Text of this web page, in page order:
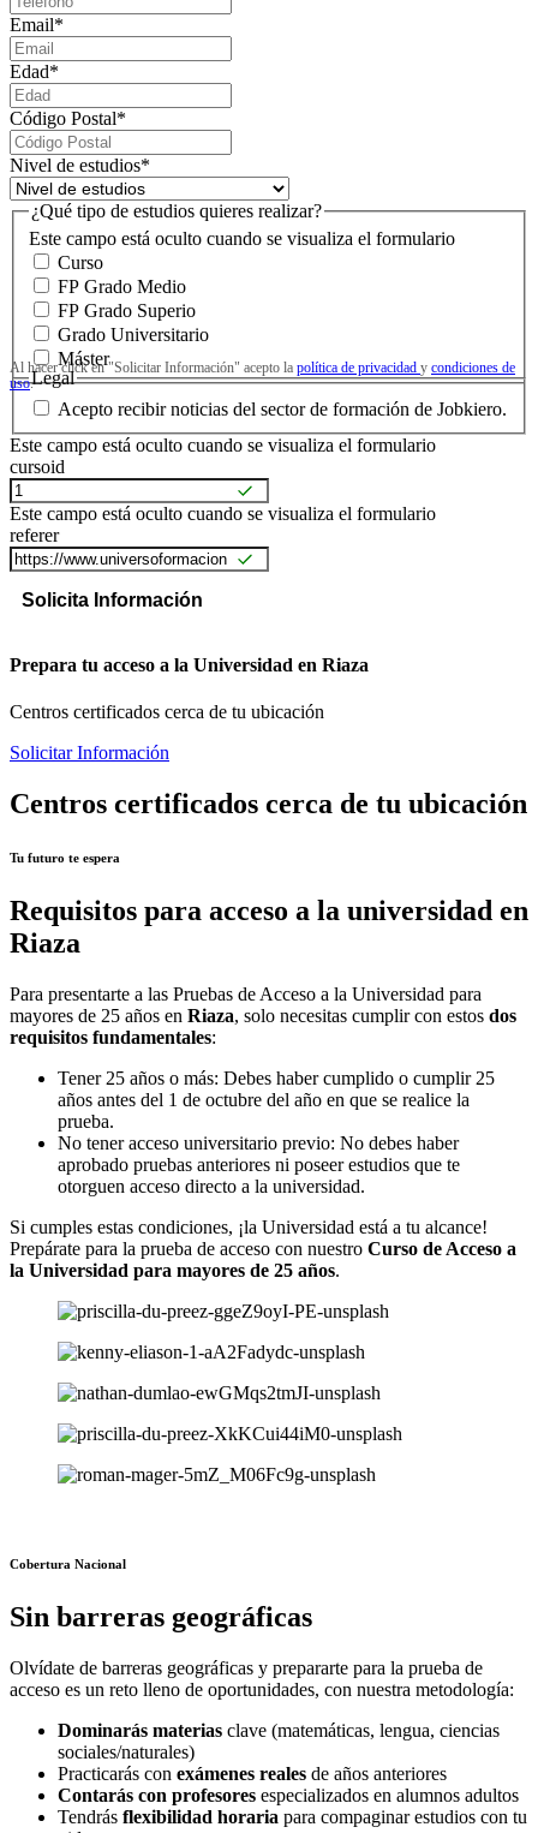
Email*
Edad*
Código Postal*
Nivel de estudios*
Este campo está oculto cuando se visualiza el formulario
¿Qué tipo de estudios quieres realizar?
Curso
FP Grado Medio
FP Grado Superio
Grado Universitario
Máster
Al hacer click en "Solicitar Información" acepto la política de privacidad y condiciones de
uso.Legal
Acepto recibir noticias del sector de formación de Jobkiero.
Este campo está oculto cuando se visualiza el formulario
cursoid
Este campo está oculto cuando se visualiza el formulario
referer
Prepara tu acceso a la Universidad en Riaza
Centros certificados cerca de tu ubicación
Solicitar Información
Centros certificados cerca de tu ubicación
Tu futuro te espera
Requisitos para acceso a la universidad en
Riaza
Para presentarte a las Pruebas de Acceso a la Universidad para
mayores de 25 años en Riaza, solo necesitas cumplir con estos dos
requisitos fundamentales:
Tener 25 años o más: Debes haber cumplido o cumplir 25
años antes del 1 de octubre del año en que se realice la
prueba.
No tener acceso universitario previo: No debes haber
aprobado pruebas anteriores ni poseer estudios que te
otorguen acceso directo a la universidad.
Si cumples estas condiciones, ¡la Universidad está a tu alcance!
Prepárate para la prueba de acceso con nuestro Curso de Acceso a
la Universidad para mayores de 25 años.
Cobertura Nacional
Sin barreras geográficas
Olvídate de barreras geográficas y prepararte para la prueba de
acceso es un reto lleno de oportunidades, con nuestra metodología:
Dominarás materias clave (matemáticas, lengua, ciencias
sociales/naturales)
Practicarás con exámenes reales de años anteriores
Contarás con profesores especializados en alumnos adultos
Tendrás flexibilidad horaria para compaginar estudios con tu